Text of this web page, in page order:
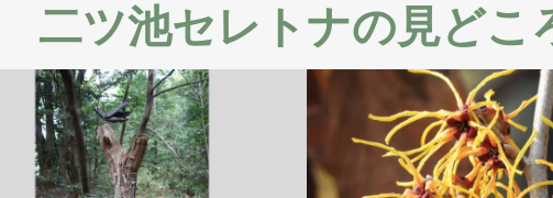
二ツ池セレトナの見どこ